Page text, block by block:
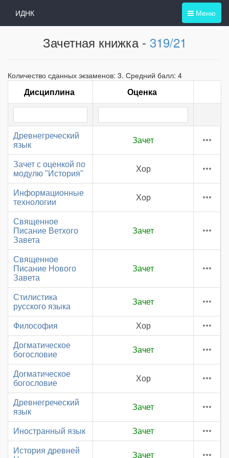
Меню
ИДНК
Зачетная книжка - 319/21
Количество сданных экзаменов: 3. Средний балл: 4
Дисциплина Оценка
Древнегреческий
язык
Зачет
Зачет с оценкой по
модулю "История"
Хор
Информационные
технологии
Хор
Священное
Писание Ветхого
Завета
Зачет
Священное
Писание Нового
Завета
Зачет
Стилистика
русского языка
Зачет
Философия Хор
Догматическое
богословие
Зачет
Догматическое
богословие
Хор
Древнегреческий
язык
Зачет
Иностранный язык Зачет
История древней
Зачет